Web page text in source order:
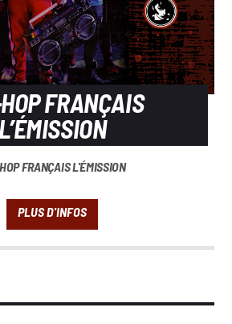
FRANÇAIS
L’ÉMISSION
FRANÇAIS L'ÉMISSION